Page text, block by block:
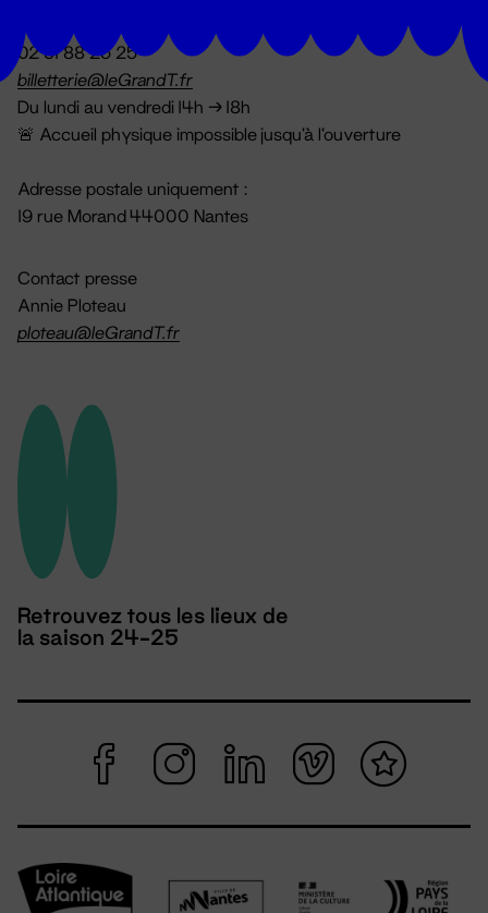
02 51 88 25 25
billetterie@leGrandT.fr
Du lundi au vendredi 14h → 18h
🚨 Accueil physique impossible jusqu'à l'ouverture
Adresse postale uniquement :
19 rue Morand 44000 Nantes
Contact presse
Annie Ploteau
ploteau@leGrandT.fr
Retrouvez tous les lieux de
la saison 24-25